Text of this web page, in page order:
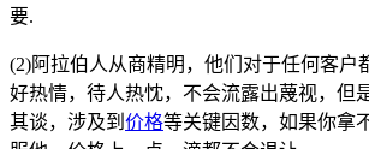
要.
(2)阿拉伯人从商精明，他们对于任何客户
好热情，待人热忱，不会流露出蔑视，但
其谈，涉及到 价格等关键因数，如果你拿